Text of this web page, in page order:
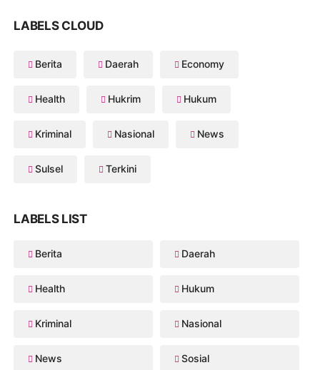
LABELS CLOUD
Berita Daerah Economy
Health Hukrim Hukum
Kriminal Nasional News
Sulsel Terkini
LABELS LIST
Berita Daerah
Health Hukum
Kriminal Nasional
News Sosial